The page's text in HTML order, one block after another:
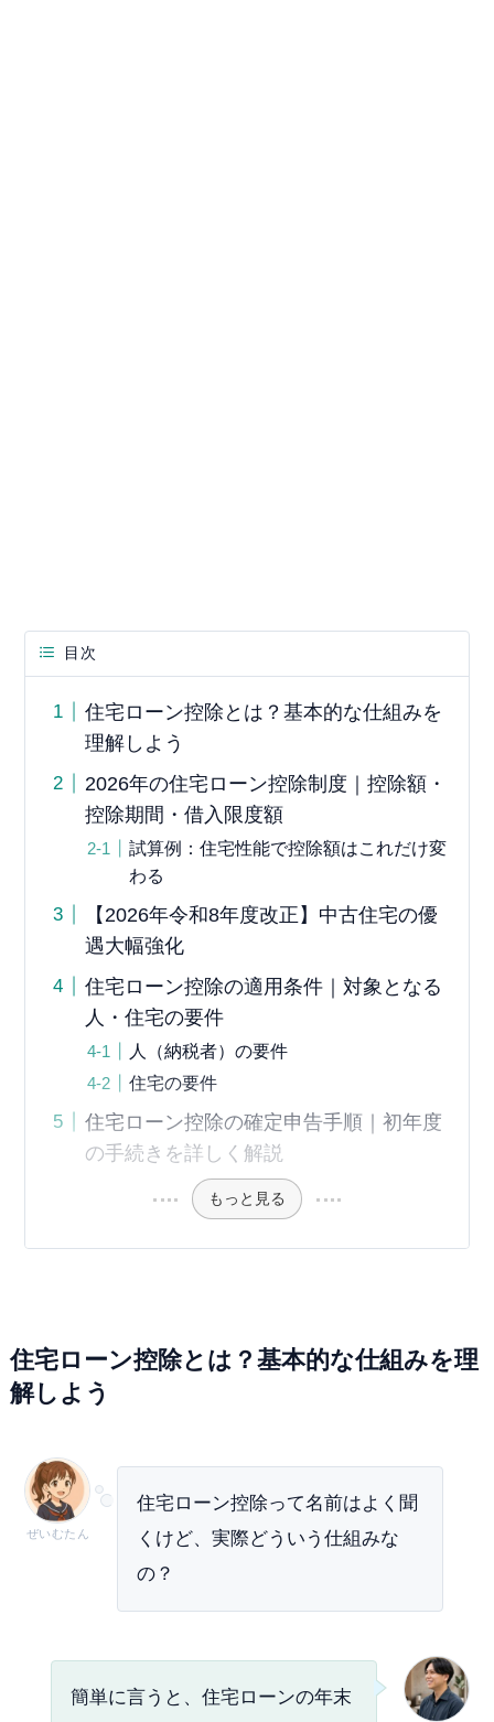
目次
住宅ローン控除とは？基本的な仕組みを
理解しよう
2026年の住宅ローン控除制度｜控除額・
控除期間・借入限度額
試算例：住宅性能で控除額はこれだけ変
わる
【2026年令和8年度改正】中古住宅の優
遇大幅強化
住宅ローン控除の適用条件｜対象となる
人・住宅の要件
人（納税者）の要件
住宅の要件
住宅ローン控除の確定申告手順｜初年度
の手続きを詳しく解説
もっと見る
住宅ローン控除とは？基本的な仕組みを理
解しよう
ぜいむたん
住宅ローン控除って名前はよく聞
くけど、実際どういう仕組みな
の？
簡単に言うと、住宅ローンの年末